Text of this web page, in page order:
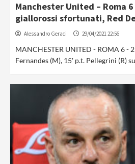
Manchester United – Roma 6
giallorossi sfortunati, Red
Alessandro Geraci 29/04/2021 22:56
MANCHESTER UNITED - ROMA 6 -
Fernandes (M), 15' p.t. Pellegrini (R)